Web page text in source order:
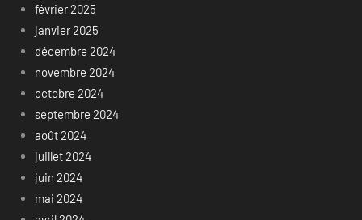
février 2025
janvier 2025
décembre 2024
novembre 2024
octobre 2024
septembre 2024
août 2024
juillet 2024
juin 2024
mai 2024